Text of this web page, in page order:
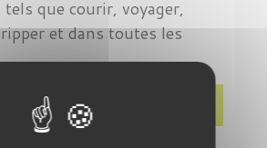
que courir, voyager,
et dans toutes les
produit